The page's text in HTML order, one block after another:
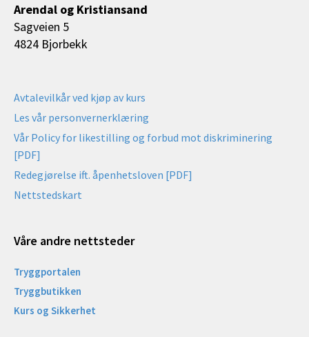
Arendal og Kristiansand
Sagveien 5
4824 Bjorbekk
Avtalevilkår ved kjøp av kurs
Les vår personvernerklæring
Vår Policy for likestilling og forbud mot diskriminering
[PDF]
Redegjørelse ift. åpenhetsloven [PDF]
Nettstedskart
Våre andre nettsteder
Tryggportalen
Tryggbutikken
Kurs og Sikkerhet